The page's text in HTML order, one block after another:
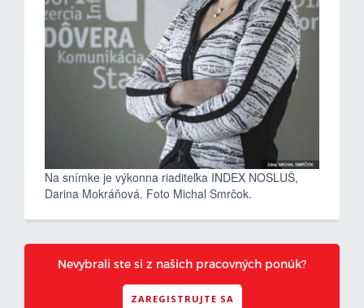
Na snímke je výkonna riaditeľka INDEX NOSLUŠ,
Darina Mokráňová. Foto Michal Smrčok.
Nevybrali ste si z našich pracovných ponúk?
ZAREGISTRUJTE SA